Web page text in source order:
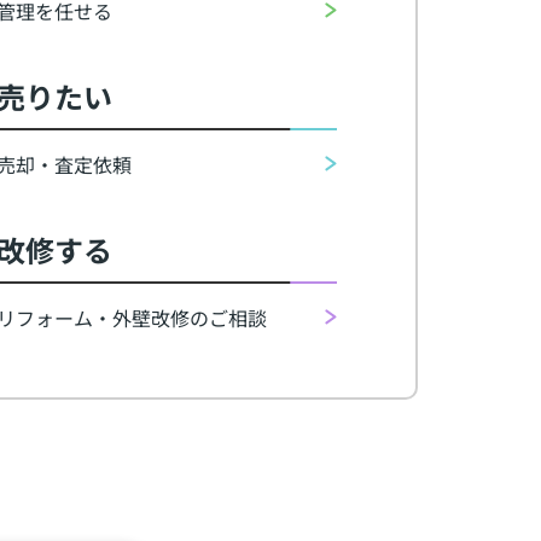
理を任せる
りたい
却・査定依頼
修する
フォーム・外壁改修のご相談